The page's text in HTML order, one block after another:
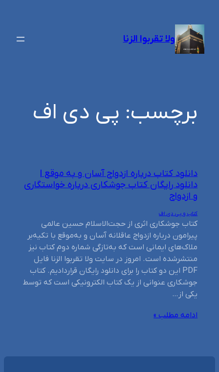
محتوا
ولا تقربوا الزنا
برچسب: پی دی اف
دانلود کتاب درباره ازدواج آسان و به موقع |
دانلود رایگان کتاب جوشکاری درباره خواستگاری
و ازدواج
کتاب و پی دی اف
کتاب جوشکاری اثری از حجت‌الاسلام حسین عالمی
پیرامون درباره ازدواج عاقلانه آسان و به‌موقع با تکیه‌بر
ملاک‌های ایمانی است که به‌تازگی شماره دوم کتاب نیز
منتشرشده است. امروز در سایت ولا تقربوا الزنا فایل
PDF این دو کتاب را برای دانلود رایگان قراردادیم. کتاب
جوشکاری عنوانی از یک کتاب الکترونیکی است که توسط
یکی از…
ادامه مطلب »